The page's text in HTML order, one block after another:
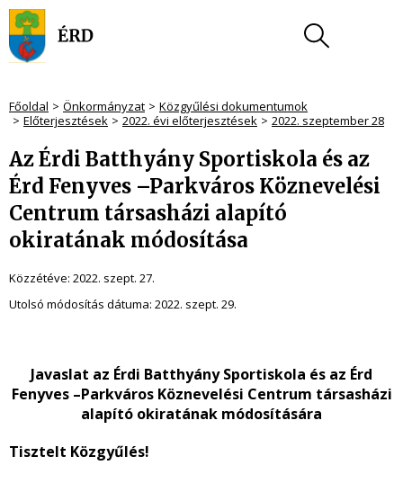
Főoldal Önkormányzat
Közgyűlési dokumentumok
Előterjesztések
2022. évi előterjesztések 2022. szeptember 28
Az Érdi Batthyány Sportiskola és az
Érd Fenyves –Parkváros Köznevelési
Centrum társasházi alapító
okiratának módosítása
Közzétéve: 2022. szept. 27.
Utolsó módosítás dátuma: 2022. szept. 29.
Javaslat az Érdi Batthyány Sportiskola és az Érd
Fenyves –Parkváros Köznevelési Centrum társasházi
alapító okiratának módosítására
Tisztelt Közgyűlés!